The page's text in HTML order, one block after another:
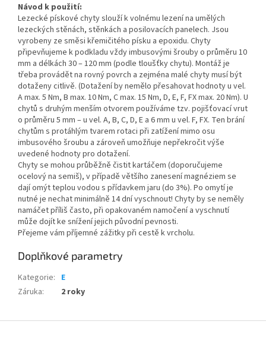
Návod k použití:
Lezecké pískové chyty slouží k volnému lezení na umělých
lezeckých stěnách, stěnkách a posilovacích panelech. Jsou
vyrobeny ze směsi křemičitého písku a epoxidu. Chyty
připevňujeme k podkladu vždy imbusovými šrouby o průměru 10
mm a délkách 30 – 120 mm (podle tloušťky chytu). Montáž je
třeba provádět na rovný povrch a zejména malé chyty musí být
dotaženy citlivě. (Dotažení by nemělo přesahovat hodnoty u vel.
A max. 5 Nm, B max. 10 Nm, C max. 15 Nm, D, E, F, FX max. 20 Nm). U
chytů s druhým menším otvorem používáme tzv. pojišťovací vrut
o průměru 5 mm – u vel. A, B, C, D, E a 6 mm u vel. F, FX. Ten brání
chytům s protáhlým tvarem rotaci při zatížení mimo osu
imbusového šroubu a zároveň umožňuje nepřekročit výše
uvedené hodnoty pro dotažení.
Chyty se mohou průběžně čistit kartáčem (doporučujeme
ocelový na semiš), v případě většího zanesení magnéziem se
dají omýt teplou vodou s přídavkem jaru (do 3%). Po omytí je
nutné je nechat minimálně 14 dní vyschnout! Chyty by se neměly
namáčet příliš často, při opakovaném namočení a vyschnutí
může dojít ke snížení jejich původní pevnosti.
Přejeme vám příjemné zážitky při cestě k vrcholu.
Doplňkové parametry
Kategorie: E
Záruka: 2 roky